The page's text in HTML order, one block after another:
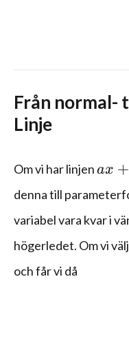
Från normal-
Linje
Om vi har linjenax +
denna till
variabel vara kvar i
högerledet. Om vi
och får vi då